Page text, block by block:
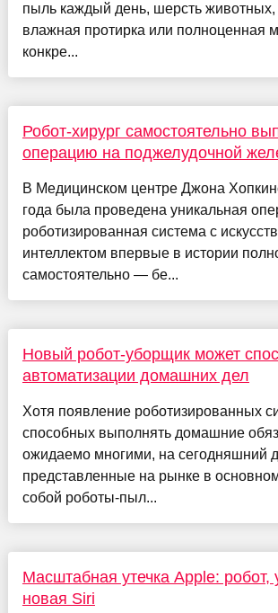
пыль каждый день, шерсть животных,
влажная протирка или полноценная
конкре...
Робот-хирург самостоятельно
операцию на поджелудочной
В Медицинском центре Джона
года была проведена уникальная
роботизированная система с
интеллектом впервые в истории
самостоятельно — бе...
Новый робот-уборщик может
автоматизации домашних дел
Хотя появление роботизированных
способных выполнять домашние
ожидаемо многими, на сегодняшний
представленные на рынке в
собой роботы-пыл...
Масштабная утечка Apple: робот,
новая Siri